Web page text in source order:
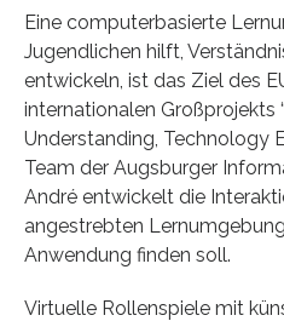
Eine computerbasierte
Jugendlichen hilft,
entwickeln, ist das Ziel des
internationalen Großprojekts
Understanding, Technology
Team der Augsburger
André entwickelt die
angestrebten
Anwendung finden soll.
Virtuelle Rollenspiele mit